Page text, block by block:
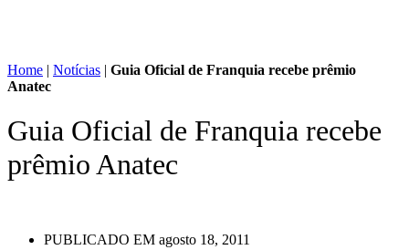
Home | Notícias | Guia Oficial de Franquia recebe prêmio
Anatec
Guia Oficial de Franquia recebe
prêmio Anatec
PUBLICADO EM agosto 18, 2011